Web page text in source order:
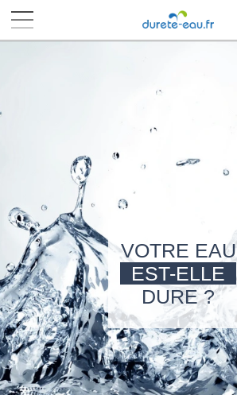
VOTRE EAU
EST-ELLE
DURE ?